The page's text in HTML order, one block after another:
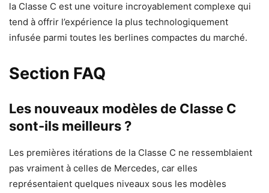
la Classe C est une voiture incroyablement complexe qui
tend à offrir l’expérience la plus technologiquement
infusée parmi toutes les berlines compactes du marché.
Section FAQ
Les nouveaux modèles de Classe C
sont-ils meilleurs ?
Les premières itérations de la Classe C ne ressemblaient
pas vraiment à celles de Mercedes, car elles
représentaient quelques niveaux sous les modèles